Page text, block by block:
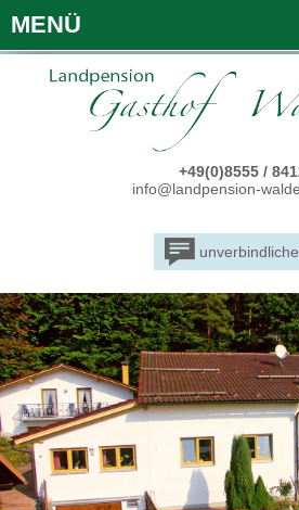
+49(0)8555 /
info@landpension-
MENÜ